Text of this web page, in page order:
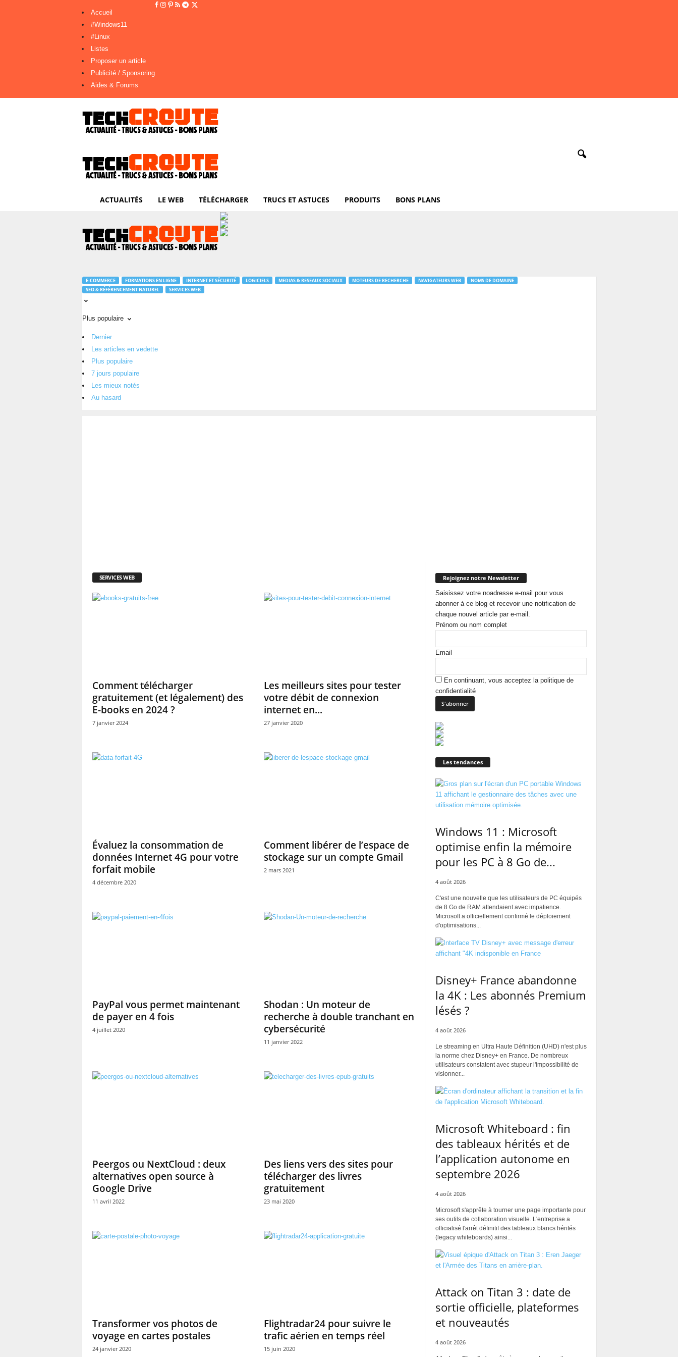
Accueil
#Windows11
#Linux
Listes
Proposer un article
Publicité / Sponsoring
Aides & Forums
ACTUALITÉS LE WEB TÉLÉCHARGER TRUCS ET ASTUCES PRODUITS BONS PLANS
e
c
u
t
e
.
E-COMMERCE FORMATIONS EN LIGNE INTERNET ET SÉCURITÉ LOGICIELS MEDIAS & RESEAUX SOCIAUX MOTEURS DE RECHERCHE NAVIGATEURS WEB
NOMS DE DOMAINE
SEO & RÉFÉRENCEMENT NATUREL
SERVICES WEB
Plus populaire
Dernier
Les articles en vedette
Plus populaire
7 jours populaire
Les mieux notés
Au hasard
SERVICES WEB
Comment télécharger
gratuitement (et légalement) des
E-books en 2024 ?
7 janvier 2024
Les meilleurs sites pour tester
votre débit de connexion
internet en...
27 janvier 2020
Évaluez la consommation de
données Internet 4G pour votre
forfait mobile
4 décembre 2020
Comment libérer de l’espace de
stockage sur un compte Gmail
2 mars 2021
PayPal vous permet maintenant
de payer en 4 fois
4 juillet 2020
Shodan : Un moteur de
recherche à double tranchant en
cybersécurité
11 janvier 2022
Peergos ou NextCloud : deux
alternatives open source à
Google Drive
11 avril 2022
Des liens vers des sites pour
télécharger des livres
gratuitement
23 mai 2020
Transformer vos photos de
voyage en cartes postales
24 janvier 2020
Flightradar24 pour suivre le
trafic aérien en temps réel
15 juin 2020
Rejoignez notre Newsletter
Saisissez votre noadresse e-mail pour vous
abonner à ce blog et recevoir une notification de
chaque nouvel article par e-mail.
Prénom ou nom complet
Email
En continuant, vous acceptez la politique de
confidentialité
Les tendances
Windows 11 : Microsoft
optimise enfin la mémoire
pour les PC à 8 Go de...
4 août 2026
C'est une nouvelle que les utilisateurs de PC équipés
de 8 Go de RAM attendaient avec impatience.
Microsoft a officiellement confirmé le déploiement
d'optimisations...
Disney+ France abandonne
la 4K : Les abonnés Premium
lésés ?
4 août 2026
Le streaming en Ultra Haute Définition (UHD) n'est plus
la norme chez Disney+ en France. De nombreux
utilisateurs constatent avec stupeur l'impossibilité de
visionner...
Microsoft Whiteboard : fin
des tableaux hérités et de
l’application autonome en
septembre 2026
4 août 2026
Microsoft s'apprête à tourner une page importante pour
ses outils de collaboration visuelle. L'entreprise a
officialisé l'arrêt définitif des tableaux blancs hérités
(legacy whiteboards) ainsi...
Attack on Titan 3 : date de
sortie officielle, plateformes
et nouveautés
4 août 2026